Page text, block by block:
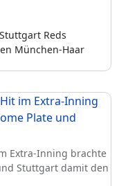
Reds
München-Haar
Extra-Inning brachte
Stuttgart damit den